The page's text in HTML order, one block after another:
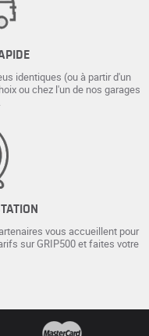
identiques (ou à partir d'un
ou chez l'un de nos garages
vous accueillent pour
sur GRIP500 et faites votre